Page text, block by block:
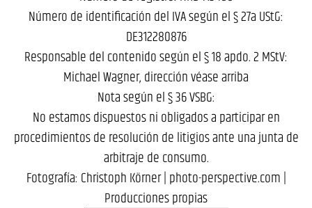
Número de identificación del IVA según el § 27a UStG:
DE312280876
Responsable del contenido según el § 18 apdo. 2 MStV:
Michael Wagner, dirección véase arriba
Nota según el § 36 VSBG:
No estamos dispuestos ni obligados a participar en
procedimientos de resolución de litigios ante una junta de
arbitraje de consumo.
Fotografía: Christoph Körner | photo-perspective.com |
Producciones propias